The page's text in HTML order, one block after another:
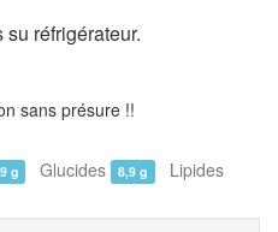
réfrigérateur.
sans présure !!
g Glucides 8,9 g Lipides